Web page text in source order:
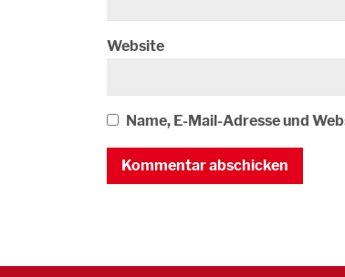
Website
Name, E-Mail-Adresse und